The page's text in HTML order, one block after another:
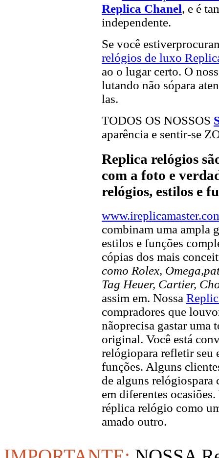
Replica Chanel, e é
independente.
Se você
relógios de luxo
ao o lugar certo. O
lutando não sópara
las.
TODOS OS NOSSOS
aparência e sentir-se
Replica relógios
com a foto e
relógios, estilos e
combinam uma ampla
estilos e funções
cópias dos mais
como Rolex,
Tag Heuer, Cartier,
assim em. Nossa
compradores que
nãoprecisa gastar uma
original. Você está
relógiopara refletir seu
funções. Alguns
de alguns relógiospara
em diferentes
réplica relógio como
amado outro.